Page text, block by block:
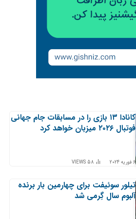
کانادا ۱۳ بازی را در مسابقات جام جهانی
فوتبال ۲۰۲۶ میزبان خواهد کرد
6 فوریه 2024 58
VIEWS
تیلور سوئیفت برای چهارمین بار برنده
آلبوم سال گِرمی شد